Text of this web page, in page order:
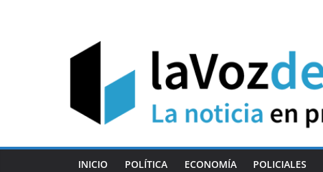
INICIO POLÍTICA ECONOMÍA POLICIALES